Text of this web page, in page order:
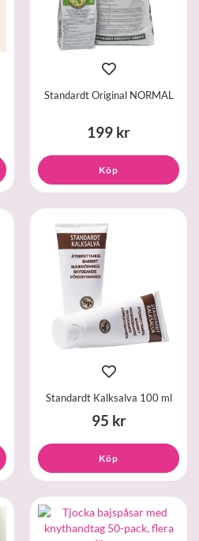
Standardt Original NORMAL
199 kr
Köp
Standardt Kalksalva 100 ml
95 kr
Köp